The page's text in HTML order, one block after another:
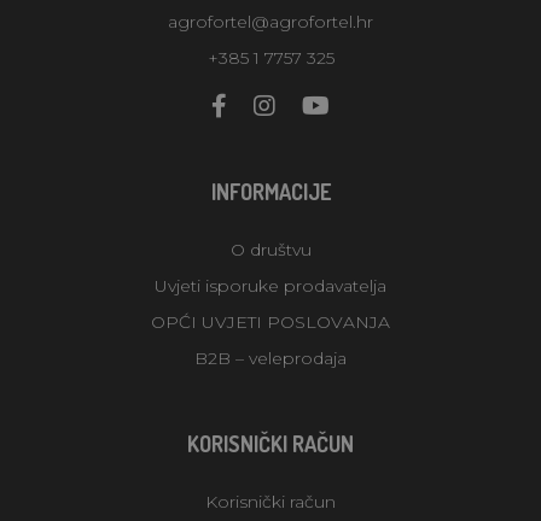
agrofortel@agrofortel.hr
+385 1 7757 325
INFORMACIJE
O društvu
Uvjeti isporuke prodavatelja
OPĆI UVJETI POSLOVANJA
B2B – veleprodaja
KORISNIČKI RAČUN
Korisnički račun